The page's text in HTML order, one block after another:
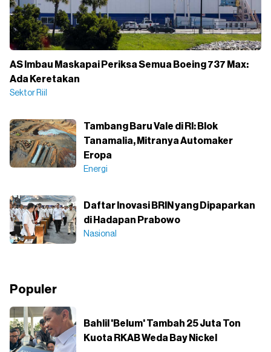
AS Imbau Maskapai Periksa Semua Boeing 737 Max:
Ada Keretakan
Sektor Riil
Tambang Baru Vale di RI: Blok
Tanamalia, Mitranya Automaker
Eropa
Energi
Daftar Inovasi BRIN yang Dipaparkan
di Hadapan Prabowo
Nasional
Populer
Bahlil 'Belum' Tambah 25 Juta Ton
Kuota RKAB Weda Bay Nickel